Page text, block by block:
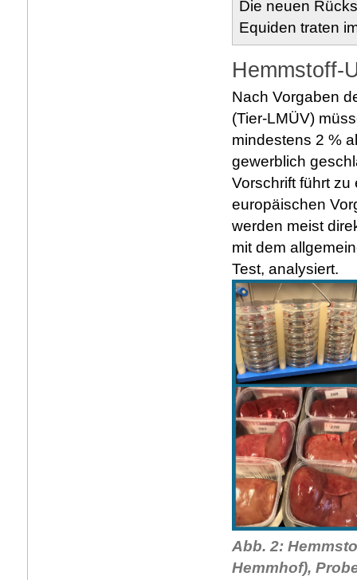
Die neuen
Equiden traten
Hemmstoff-
Nach Vorgaben
(Tier-LMÜV)
mindestens 2 %
gewerblich
Vorschrift führt
europäischen
werden meist
mit dem
Test, analysiert.
Abb. 2:
Hemmhof),